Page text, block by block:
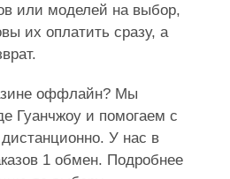
или моделей на выбор,
их оплатить сразу, а
оффлайн? Мы
Гуанчжоу и помогаем с
У нас в
1 обмен. Подробнее